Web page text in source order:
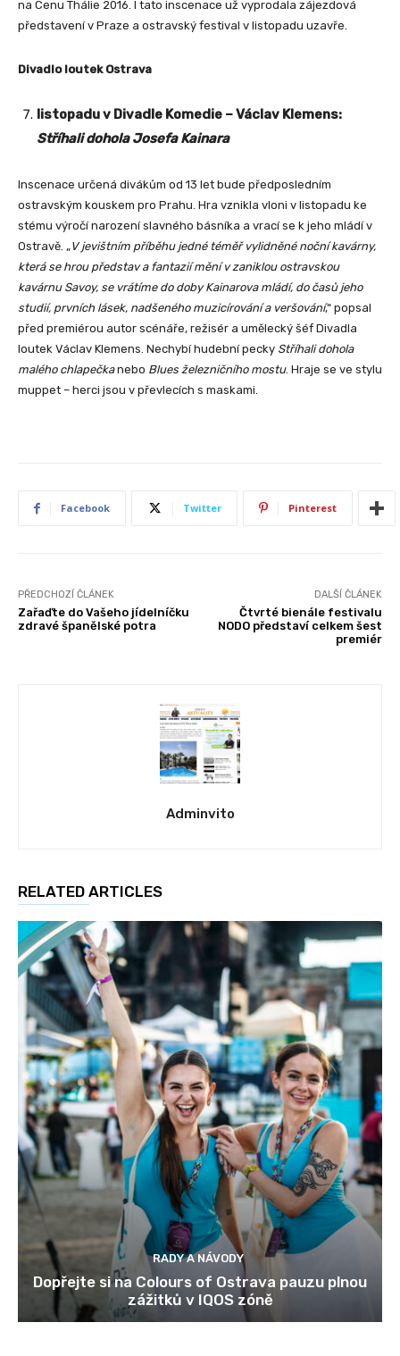
na Cenu Thálie 2016. I tato inscenace už vyprodala zájezdová
představení v Praze a ostravský festival v listopadu uzavře.
Divadlo loutek Ostrava
listopadu v Divadle Komedie – Václav Klemens:
Stříhali dohola Josefa Kainara
Inscenace určená divákům od 13 let bude předposledním
ostravským kouskem pro Prahu. Hra vznikla vloni v listopadu ke
stému výročí narození slavného básníka a vrací se k jeho mládí v
Ostravě. „V jevištním příběhu jedné téměř vylidněné noční kavárny,
která se hrou představ a fantazií mění v zaniklou ostravskou
kavárnu Savoy, se vrátíme do doby Kainarova mládí, do časů jeho
studií, prvních lásek, nadšeného muzicírování a veršování,“ popsal
před premiérou autor scénáře, režisér a umělecký šéf Divadla
loutek Václav Klemens. Nechybí hudební pecky Stříhali dohola
malého chlapečkanebo Blues železničního mostu. Hraje se ve stylu
muppet – herci jsou v převlecích s maskami.
Facebook Twitter Pinterest
PŘEDCHOZÍ ČLÁNEK
Zařaďte do Vašeho jídelníčku
zdravé španělské potra
DALŠÍ ČLÁNEK
Čtvrté bienále festivalu
NODO představí celkem šest
premiér
Adminvito
RELATED ARTICLES
RADY A NÁVODY
Dopřejte si na Colours of Ostrava pauzu plnou
zážitků v IQOS zóně